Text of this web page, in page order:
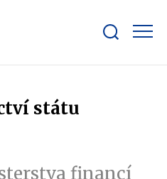
bar
státu
financí